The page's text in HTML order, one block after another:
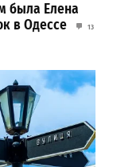
была Елена
в Одессе
13